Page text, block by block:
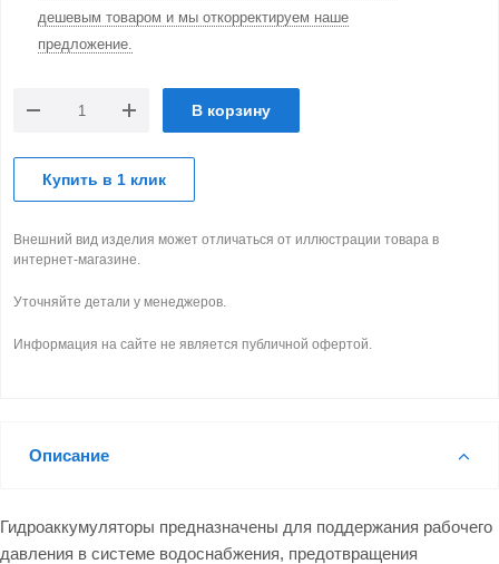
дешевым товаром и мы откорректируем наше
предложение.
В корзину
Купить в 1 клик
Внешний вид изделия может отличаться от иллюстрации товара в
интернет-магазине.
Уточняйте детали у менеджеров.
Информация на сайте не является публичной офертой.
Описание
Гидроаккумуляторы предназначены для поддержания рабочего
давления в системе водоснабжения, предотвращения